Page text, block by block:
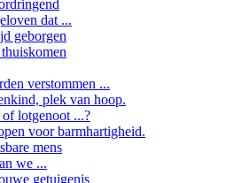
dat ...
geborgen
verstommen ...
plek van hoop.
lotgenoot ...?
voor barmhartigheid.
mens
we ...
getuigenis